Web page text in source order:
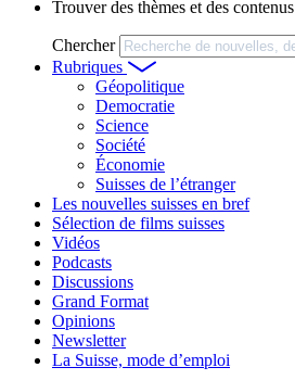
Trouver des thèmes et des contenus
Chercher
Rubriques
Géopolitique
Democratie
Science
Société
Économie
Suisses de l’étranger
Les nouvelles suisses en bref
Sélection de films suisses
Vidéos
Podcasts
Discussions
Grand Format
Opinions
Newsletter
La Suisse, mode d’emploi